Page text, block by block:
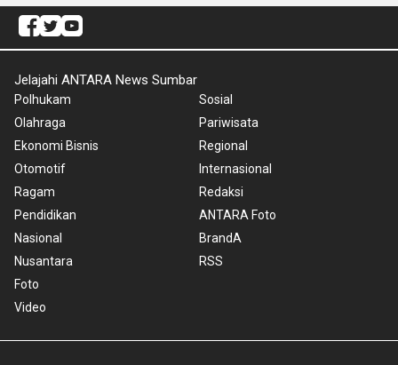
Jelajahi ANTARA News Sumbar
Polhukam
Olahraga
Ekonomi Bisnis
Otomotif
Ragam
Pendidikan
Nasional
Nusantara
Foto
Video
Sosial
Pariwisata
Regional
Internasional
Redaksi
ANTARA Foto
BrandA
RSS